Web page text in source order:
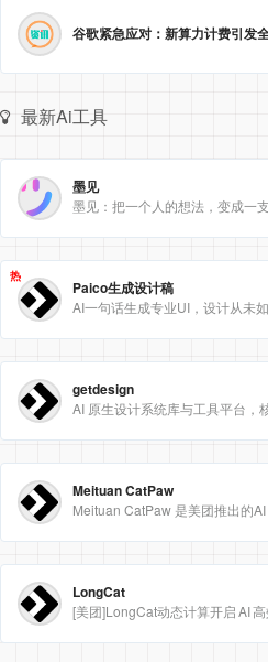
最新Ai工具
墨见
墨见：把一个人的想法，变成一
热
Paico生成设计稿
AI一句话生成专业UI，设计从未如
getdesign
Meituan CatPaw
LongCat